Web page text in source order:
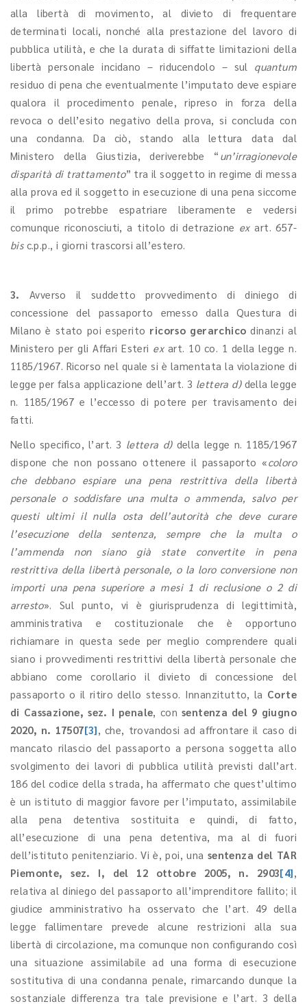
alla libertà di movimento, al divieto di frequentare
determinati locali, nonché alla prestazione del lavoro di
pubblica utilità, e che la durata di siffatte limitazioni della
libertà personale incidano – riducendolo – sul quantum
residuo di pena che eventualmente l’imputato deve espiare
qualora il procedimento penale, ripreso in forza della
revoca o dell’esito negativo della prova, si concluda con
una condanna. Da ciò, stando alla lettura data dal
Ministero della Giustizia, deriverebbe “ un’irragionevole
disparità di trattamento” tra il soggetto in regime di messa
alla prova ed il soggetto in esecuzione di una pena siccome
il primo potrebbe espatriare liberamente e vedersi
comunque riconosciuti, a titolo di detrazione exart. 657-
bisc.p.p., i giorni trascorsi all’estero.
3. Avverso il suddetto provvedimento di diniego di
concessione del passaporto emesso dalla Questura di
Milano è stato poi esperito ricorso gerarchico dinanzi al
Ministero per gli Affari Esteri exart. 10 co. 1 della legge n.
1185/1967. Ricorso nel quale si è lamentata la violazione di
legge per falsa applicazione dell’art. 3 lettera d)della legge
n. 1185/1967 e l’eccesso di potere per travisamento dei
fatti.
Nello specifico, l’art. 3 lettera d)della legge n. 1185/1967
dispone che non possano ottenere il passaporto «coloro
che debbano espiare una pena restrittiva della libertà
personale o soddisfare una multa o ammenda, salvo per
questi ultimi il nulla osta dell’autorità che deve curare
l’esecuzione della sentenza, sempre che la multa o
l’ammenda non siano già state convertite in pena
restrittiva della libertà personale, o la loro conversione non
importi una pena superiore a mesi 1 di reclusione o 2 di
arresto». Sul punto, vi è giurisprudenza di legittimità,
amministrativa e costituzionale che è opportuno
richiamare in questa sede per meglio comprendere quali
siano i provvedimenti restrittivi della libertà personale che
abbiano come corollario il divieto di concessione del
passaporto o il ritiro dello stesso. Innanzitutto, la Corte
di Cassazione, sez. I penale, con sentenza del 9 giugno
2020, n. 17507[3], che, trovandosi ad affrontare il caso di
mancato rilascio del passaporto a persona soggetta allo
svolgimento dei lavori di pubblica utilità previsti dall’art.
186 del codice della strada, ha affermato che quest’ultimo
è un istituto di maggior favore per l’imputato, assimilabile
alla pena detentiva sostituita e quindi, di fatto,
all’esecuzione di una pena detentiva, ma al di fuori
dell’istituto penitenziario. Vi è, poi, una sentenza del TAR
Piemonte, sez. I, del 12 ottobre 2005, n. 2903[4],
relativa al diniego del passaporto all’imprenditore fallito; il
giudice amministrativo ha osservato che l’art. 49 della
legge fallimentare prevede alcune restrizioni alla sua
libertà di circolazione, ma comunque non configurando così
una situazione assimilabile ad una forma di esecuzione
sostitutiva di una condanna penale, rimarcando dunque la
sostanziale differenza tra tale previsione e l’art. 3 della